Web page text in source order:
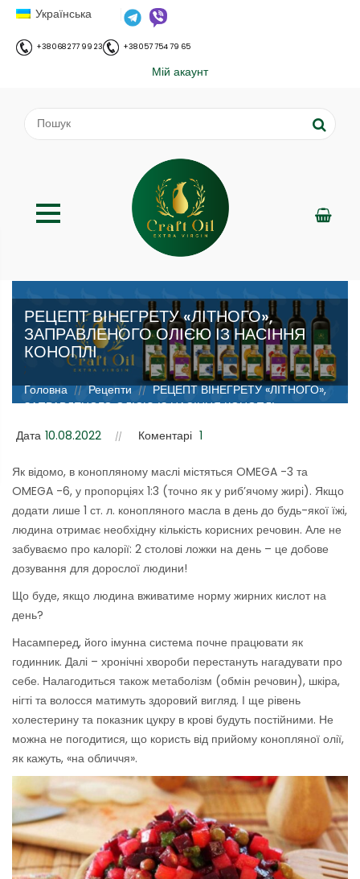
Українська
+38 068 277 99 23 +38 057 754 79 65
Мій акаунт
РЕЦЕПТ ВІНЕГРЕТУ «ЛІТНОГО»,
ЗАПРАВЛЕНОГО ОЛІЄЮ ІЗ НАСІННЯ
КОНОПЛІ
;
Головна // Рецепти // РЕЦЕПТ ВІНЕГРЕТУ «ЛІТНОГО»,
ЗАПРАВЛЕНОГО ОЛІЄЮ ІЗ НАСІННЯ КОНОПЛІ
Дата 10.08.2022 Коментарі 1
Як відомо, в конопляному маслі містяться OMEGA -3 та
OMEGA -6, у пропорціях 1:3 (точно як у риб’ячому жирі). Якщо
додати лише 1 ст. л. конопляного масла в день до будь-якої їжі,
людина отримає необхідну кількість корисних речовин. Але не
забуваємо про калорії: 2 столові ложки на день – це добове
дозування для дорослої людини!
Що буде, якщо людина вживатиме норму жирних кислот на
день?
Насамперед, його імунна система почне працювати як
годинник. Далі – хронічні хвороби перестануть нагадувати про
себе. Налагодиться також метаболізм (обмін речовин), шкіра,
нігті та волосся матимуть здоровий вигляд. І ще рівень
холестерину та показник цукру в крові будуть постійними. Не
можна не погодитися, що користь від прийому конопляної олії,
як кажуть, «на обличчя».